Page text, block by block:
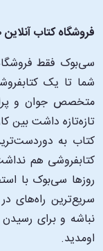
فروشگاه کتاب آنلاین ۳۰بوک
سی‌بوک فقط
متخصص جوان و
تازه‌تازه داشت
کتاب به
کتابفروشی هم
‌روزها سی‌بوک با
سریع‌ترین راه‌های
نباشه و برای
اومدید.